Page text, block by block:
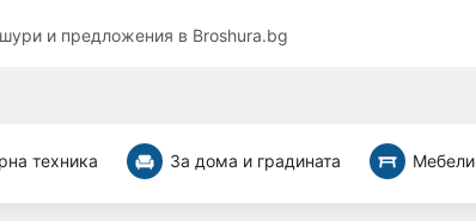
и предложения в Broshura.bg
техника За дома и градината Мебели